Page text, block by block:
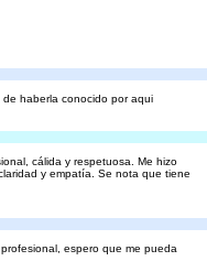
haberla conocido por aqui
cálida y respetuosa. Me hizo
y empatía. Se nota que tiene
espero que me pueda